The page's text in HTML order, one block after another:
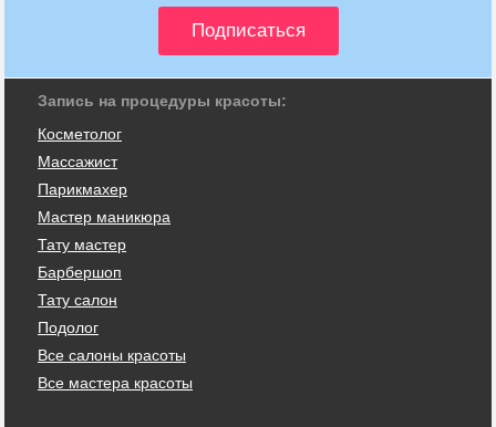
Запись на процедуры красоты:
Косметолог
Массажист
Парикмахер
Мастер маникюра
Тату мастер
Барбершоп
Тату салон
Подолог
Все салоны красоты
Все мастера красоты